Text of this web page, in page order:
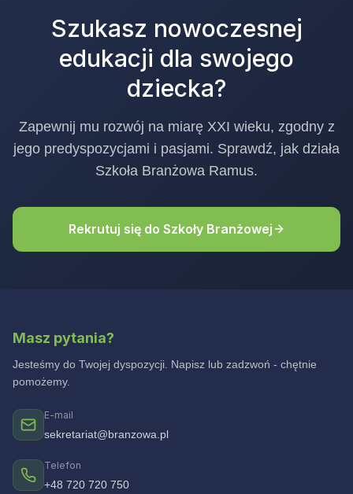
Szukasz nowoczesnej
edukacji dla swojego
dziecka?
Zapewnij mu rozwój na miarę XXI wieku, zgodny z
jego predyspozycjami i pasjami. Sprawdź, jak działa
Szkoła Branżowa Ramus.
Rekrutuj się do Szkoły Branżowej
Masz pytania?
Jesteśmy do Twojej dyspozycji. Napisz lub zadzwoń - chętnie
pomożemy.
E-mail
sekretariat@branzowa.pl
Telefon
+48 720 720 750